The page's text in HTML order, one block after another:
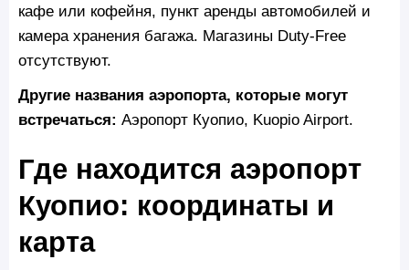
кафе или кофейня, пункт аренды автомобилей и
камера хранения багажа. Магазины Duty‑Free
отсутствуют.
Другие названия аэропорта, которые могут
встречаться: Аэропорт Куопио, Kuopio Airport.
Где находится аэропорт
Куопио: координаты и
карта